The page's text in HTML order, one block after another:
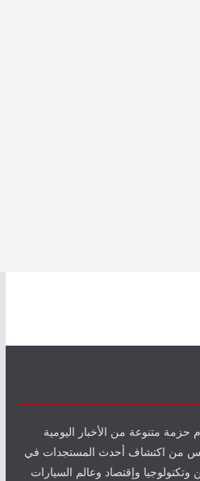
متنوعة من الأخبار اليومية
من اكتشاف أحدث المستجدات في
وإقتصاد وعالم السيارات